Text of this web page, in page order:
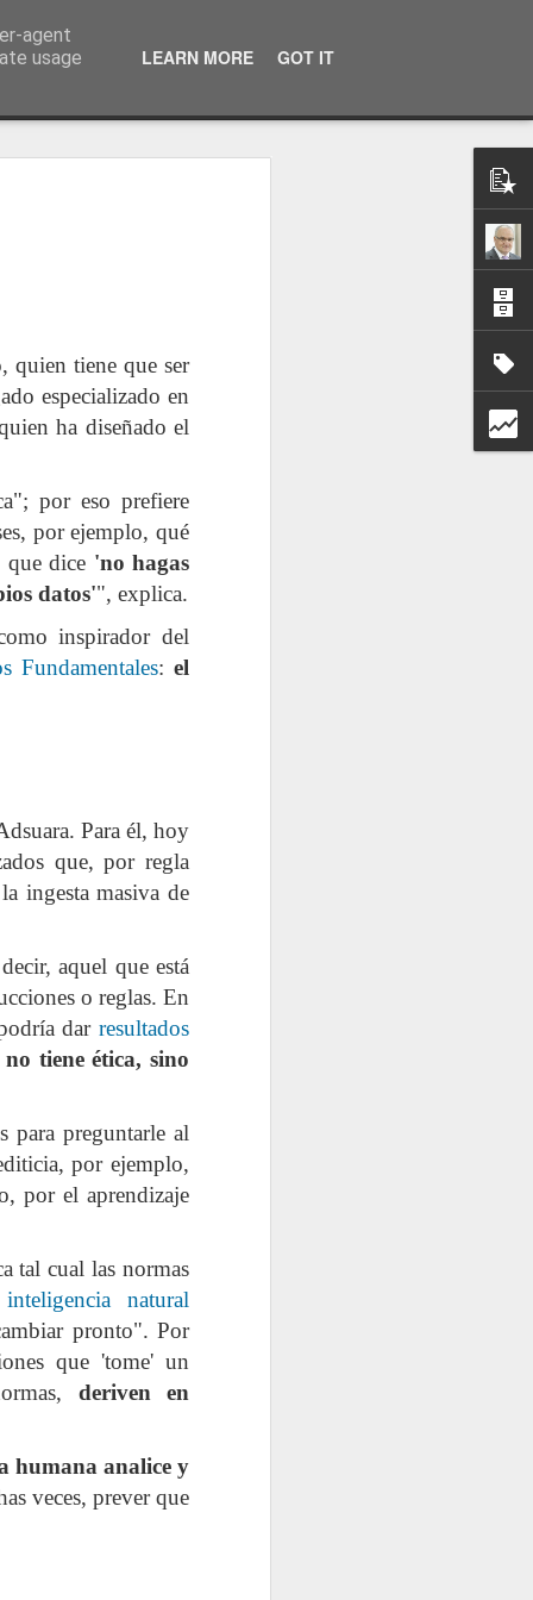
quien tiene que ser
especializado en
ha diseñado el
por eso prefiere
por ejemplo, qué
dice 'no hagas
datos'", explica.
inspirador del
Fundamentales:el
Para él, hoy
que, por regla
ingesta masiva de
aquel que está
o reglas. En
dar resultados
tiene ética, sino
para preguntarle al
por ejemplo,
por el aprendizaje
tal cual las normas
natural
pronto". Por
que 'tome' un
deriven en
humana analice y
veces, prever que
agent
usage
LEARN MORE GOT IT